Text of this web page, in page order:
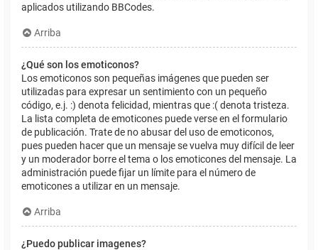
aplicados utilizando BBCodes.
Arriba
¿Qué son los emoticonos?
Los emoticonos son pequeñas imágenes que pueden ser
utilizadas para expresar un sentimiento con un pequeño
código, e.j. :) denota felicidad, mientras que :( denota tristeza.
La lista completa de emoticones puede verse en el formulario
de publicación. Trate de no abusar del uso de emoticonos,
pues pueden hacer que un mensaje se vuelva muy difícil de leer
y un moderador borre el tema o los emoticones del mensaje. La
administración puede fijar un límite para el número de
emoticones a utilizar en un mensaje.
Arriba
¿Puedo publicar imagenes?